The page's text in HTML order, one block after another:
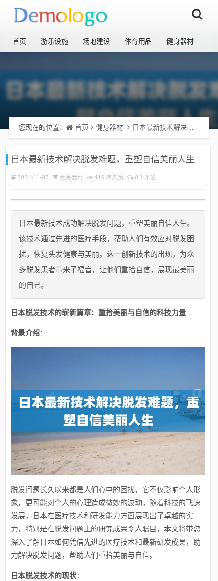
首页 游乐设施 场地建设 体育用品 健身器材
您现在的位置： 首页 健身器材 日本最新技术解决脱发难题，重塑自信美丽人生
日本最新技术解决脱发难题，重塑自信美丽人生
2024-11-07 健身器材 419 次浏览 0个评论
日本最新技术成功解决脱发问题，重塑美丽自信人生。
该技术通过先进的医疗手段，帮助人们有效应对脱发困
扰，恢复头发健康与美丽。这一创新技术的出现，为众
多脱发患者带来了福音，让他们重拾自信，展现最美丽
的自己。
日本脱发技术的崭新篇章：重拾美丽与自信的科技力量
背景介绍：
脱发问题长久以来都是人们心中的困扰，它不仅影响个人形
象，更可能对个人的心理造成微妙的波动，随着科技的飞速
发展，日本在医疗技术和研发能力方面展现出了卓越的实
力，特别是在脱发问题上的研究成果令人瞩目，本文将带您
深入了解日本如何凭借先进的医疗技术和最新研发成果，助
力解决脱发问题，帮助人们重拾美丽与自信。
日本脱发技术的现状：